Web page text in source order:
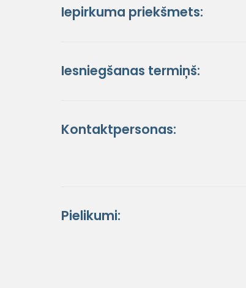
Iepirkuma priekšmets:
Iesniegšanas termiņš:
Kontaktpersonas:
Pielikumi: